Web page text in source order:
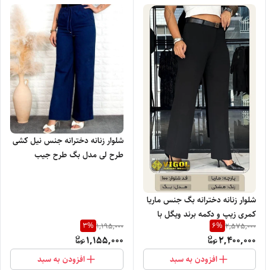
شلوار زنانه دخترانه بگ جنس ماریا
کمری زیپ و دکمه برند ویگل با
تنخور بسیار سبک راحت و شیک
2,575,000
6%
2,400,000
افزودن به سبد
شلوار زنانه دخترانه جنس نیل کشی
طرح لی مدل بگ طرح جیب
1,195,000
3%
1,155,000
افزودن به سبد